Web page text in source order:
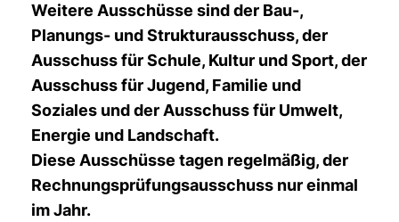
Weitere Ausschüsse sind der Bau-,
Planungs- und Strukturausschuss, der
Ausschuss für Schule, Kultur und Sport, der
Ausschuss für Jugend, Familie und
Soziales und der Ausschuss für Umwelt,
Energie und Landschaft.
Diese Ausschüsse tagen regelmäßig, der
Rechnungsprüfungsausschuss nur einmal
im Jahr.